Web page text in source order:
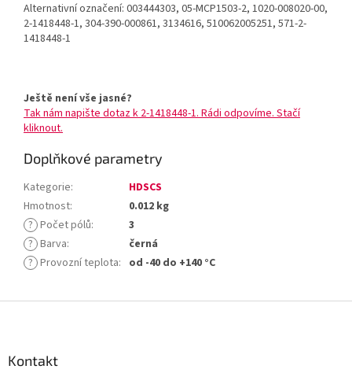
Alternativní označení: 003444303, 05-MCP1503-2, 1020-008020-00,
2-1418448-1, 304-390-000861, 3134616, 510062005251, 571-2-
1418448-1
Ještě není vše jasné?
Tak nám napište dotaz k 2-1418448-1. Rádi odpovíme. Stačí
kliknout.
Doplňkové parametry
Kategorie:
HDSCS
Hmotnost:
0.012 kg
? Počet pólů:
3
? Barva:
černá
? Provozní teplota: od -40 do +140 °C
Kontakt